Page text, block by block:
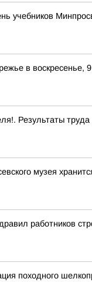
учебников
в воскресенье, 9
Результаты
музея
работников
походного